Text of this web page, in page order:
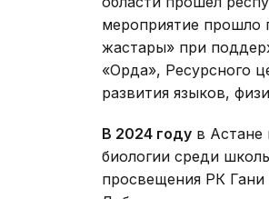
мероприятие прошло
жастары» при
«Орда», Ресурсного
развития языков,
В 2024 году в
биологии среди
просвещения РК